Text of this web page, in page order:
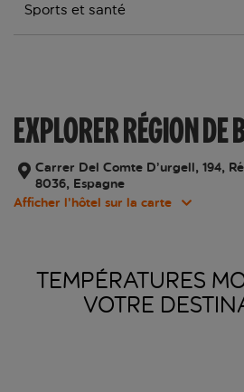
Sports et santé
EXPLORER RÉGION DE
Carrer Del Comte D’urgell, 194,
8036, Espagne
Afficher l’hôtel sur la carte
TEMPÉRATURES
VOTRE